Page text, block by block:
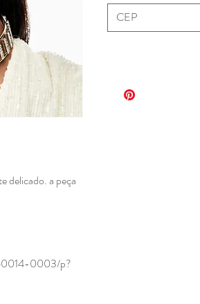
delicado. a peça
0003/p?